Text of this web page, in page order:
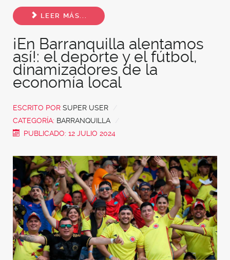
Share
LEER MÁS...
¡En Barranquilla alentamos
así!: el deporte y el fútbol,
dinamizadores de la
economía local
ESCRITO POR SUPER USER
CATEGORÍA: BARRANQUILLA
PUBLICADO: 12 JULIO 2024